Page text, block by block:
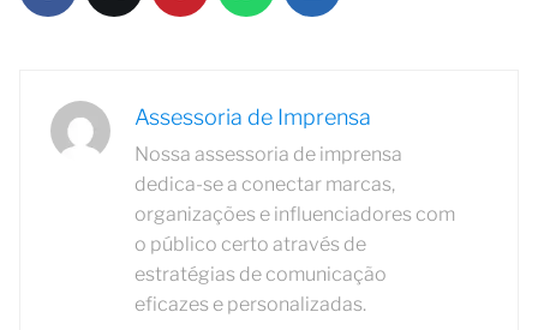
Assessoria de Imprensa
Nossa assessoria de imprensa
dedica-se a conectar marcas,
organizações e influenciadores com
o público certo através de
estratégias de comunicação
eficazes e personalizadas.